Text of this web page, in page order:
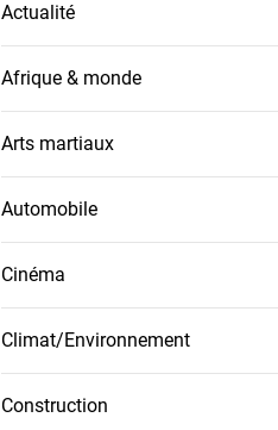
Actualité
Afrique & monde
Arts martiaux
Automobile
Cinéma
Climat/Environnement
Construction